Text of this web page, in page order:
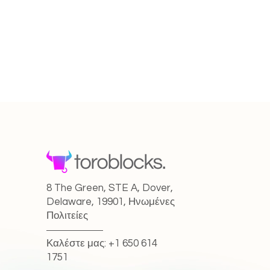
8 The Green, STE A, Dover,
Delaware, 19901, Ηνωμένες
Πολιτείες
Καλέστε μας: +1 650 614
1751